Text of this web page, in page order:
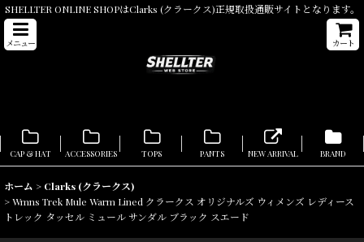
SHELLTER ONLINE SHOPはClarks (クラークス)正規取扱通販サイトとなります。
メニュー カート
CAP & HAT ACCESSORIES TOPS PANTS NEW ARRIVAL BRAND
ホーム > Clarks (クラークス)
>Wmns Trek Mule Warm Lined クラークス オリジナルズ ウィメンズ レディース
トレック タッセル ミュール サンダル ブラック スエード